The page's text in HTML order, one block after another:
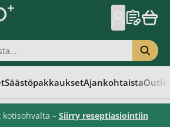
SäästöpakkauksetAjankohtaista
– Siirry reseptiasiointiin